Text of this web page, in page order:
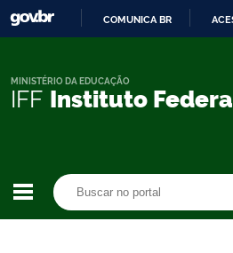
COMUNICA BR
IFF Instituto
MINISTÉRIO DA EDUCAÇÃO